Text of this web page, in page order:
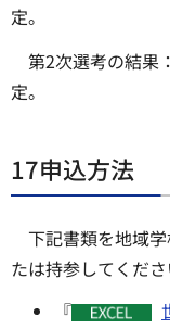
定。
第2次選考の結果
定。
17申込方法
下記書類を地域
たは持参してくださ
『